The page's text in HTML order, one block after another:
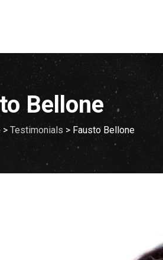
Bellone
> Testimonials > Fausto Bellone